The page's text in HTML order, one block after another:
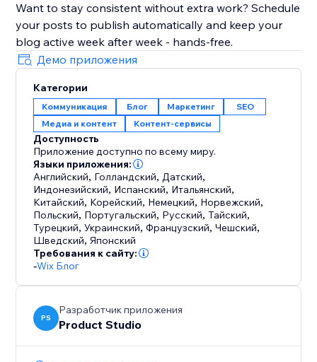
Want to stay consistent without extra work? Schedule
your posts to publish automatically and keep your
blog active week after week - hands-free.
Демо приложения
Категории
Коммуникация Блог Маркетинг
SEO
Медиа и контент
Контент-сервисы
Доступность
Приложение доступно по всему миру.
Языки приложения:
Английский, Голландский, Датский,
Индонезийский, Испанский, Итальянский,
Китайский, Корейский, Немецкий, Норвежский,
Польский, Португальский, Русский,Тайский,
Турецкий,Украинский,Французский,Чешский,
Шведский,Японский
Требования к сайту:
-Wix Блог
PS
Разработчик приложения
Product Studio